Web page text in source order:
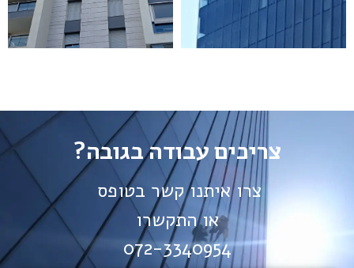
צריכים עבודה בגובה?
צרו איתנו קשר בטופס
או התקשרו
072-3340954